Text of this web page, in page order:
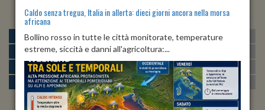
MATTINA min:16º max:27º U:44%
POMERIGGIO min:27º max:29º
SERA min: 21º max:30º U:73%-88%
NOTTE min:17º max:20º U:73%
Caldo senza tregua, Italia in allerta: dieci giorni ancora nella morsa
africana
Bollino rosso in tutte le città monitorate, temperature
estreme, siccità e danni all'agricoltura:...